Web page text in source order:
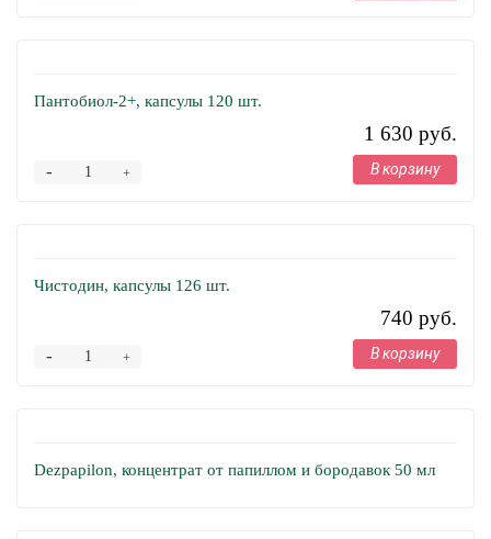
Пантобиол-2+, капсулы 120 шт.
1 630 руб.
+
- В корзину
Чистодин, капсулы 126 шт.
740 руб.
+
- В корзину
Dezpapilon, концентрат от папиллом и бородавок 50 мл